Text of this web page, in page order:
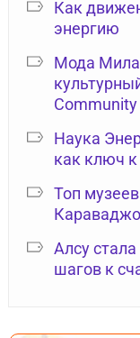
Как
энергию
Мода
Community
Наука
как ключ к
Топ
Караваджо
Алсу
шагов к